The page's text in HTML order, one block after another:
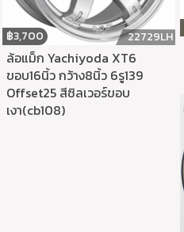
฿3,700 22729LH
ล้อแม็ก Yachiyoda XT6
ขอบ16นิ้ว กว้าง8นิ้ว 6รู139
Offset25 สีซิลเวอร์ขอบ
เงา(cb108)